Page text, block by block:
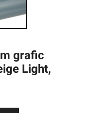
grafic
Light,